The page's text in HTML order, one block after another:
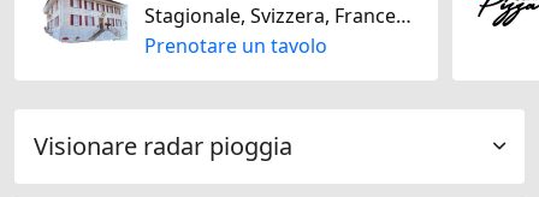
Stagionale, Svizzera, Francese, Regionale
Prenotare un tavolo
Visionare radar pioggia